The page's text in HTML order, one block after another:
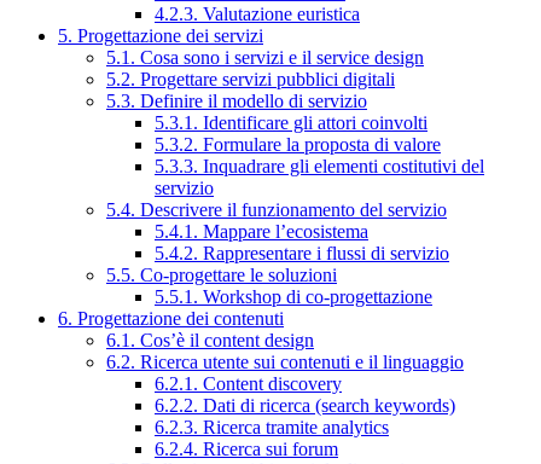
4.2.3. Valutazione euristica
5. Progettazione dei servizi
5.1. Cosa sono i servizi e il service design
5.2. Progettare servizi pubblici digitali
5.3. Definire il modello di servizio
5.3.1. Identificare gli attori coinvolti
5.3.2. Formulare la proposta di valore
5.3.3. Inquadrare gli elementi costitutivi del
servizio
5.4. Descrivere il funzionamento del servizio
5.4.1. Mappare l’ecosistema
5.4.2. Rappresentare i flussi di servizio
5.5. Co-progettare le soluzioni
5.5.1. Workshop di co-progettazione
6. Progettazione dei contenuti
6.1. Cos’è il content design
6.2. Ricerca utente sui contenuti e il linguaggio
6.2.1. Content discovery
6.2.2. Dati di ricerca (search keywords)
6.2.3. Ricerca tramite analytics
6.2.4. Ricerca sui forum